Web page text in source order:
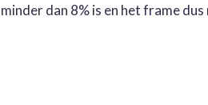
dan 8% is en het frame